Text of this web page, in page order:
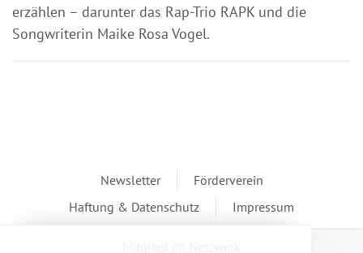
erzählen – darunter das Rap-Trio RAPK und die
Songwriterin Maike Rosa Vogel.
Newsletter
Förderverein
Haftung & Datenschutz
Impressum